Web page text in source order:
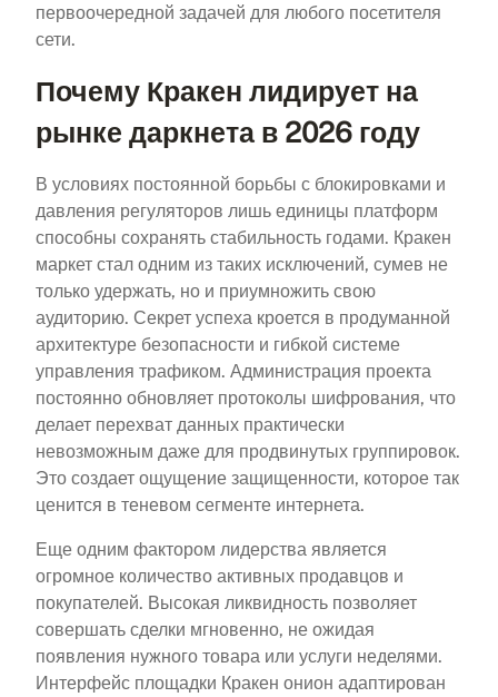
первоочередной задачей для любого посетителя
сети.
Почему Кракен лидирует на
рынке даркнета в 2026 году
В условиях постоянной борьбы с блокировками и
давления регуляторов лишь единицы платформ
способны сохранять стабильность годами. Кракен
маркет стал одним из таких исключений, сумев не
только удержать, но и приумножить свою
аудиторию. Секрет успеха кроется в продуманной
архитектуре безопасности и гибкой системе
управления трафиком. Администрация проекта
постоянно обновляет протоколы шифрования, что
делает перехват данных практически
невозможным даже для продвинутых группировок.
Это создает ощущение защищенности, которое так
ценится в теневом сегменте интернета.
Еще одним фактором лидерства является
огромное количество активных продавцов и
покупателей. Высокая ликвидность позволяет
совершать сделки мгновенно, не ожидая
появления нужного товара или услуги неделями.
Интерфейс площадки Кракен онион адаптирован